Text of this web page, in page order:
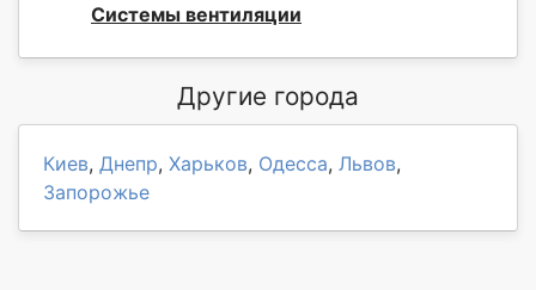
Системы вентиляции
Другие города
Киев, Днепр, Харьков, Одесса, Львов,
Запорожье